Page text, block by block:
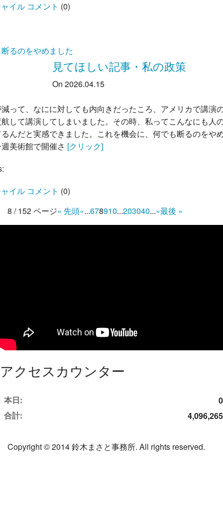
イル コメント (0)
るのをやめました
見てほしい記事・私の政策
On 2026.04.15
って、なにに対しても内向きだったころ、アメリカで講演
して講演してしまいました。その時、私ってこんなにも人
んだと実感できました。これを機会に、何でも断るのをや
美術館で開催さ [クリック]
イル コメント (0)
8 / 152 ページ« 先頭«...678910...203040...»最後 »
アクセスカウンター
本日:
0
合計:
4,096,265
Copyright © 2014 鈴木まさと事務所. All rights reserved.